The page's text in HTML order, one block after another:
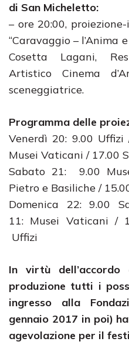
di San Micheletto:
– ore 20:00,
“Caravaggio – l’Anima
Cosetta Lagani,
Artistico Cinema
sceneggiatrice.
Programma delle
Venerdì 20: 9.00
Musei Vaticani / 17.00
Sabato 21: 9.00
Pietro e Basiliche /
Domenica 22: 9.00
11: Musei Vaticani /
Uffizi
In virtù
produzione tutti i
ingresso alla
gennaio 2017 in poi)
agevolazione per il